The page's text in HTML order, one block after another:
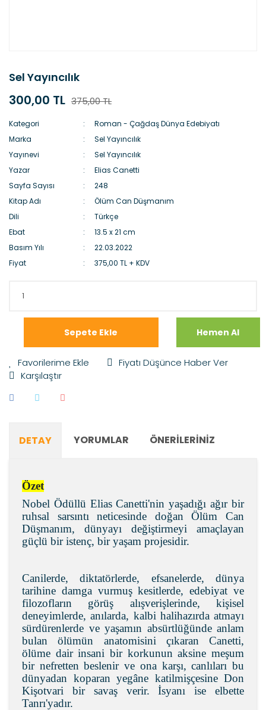
Sel Yayıncılık
300,00 TL 375,00 TL
Kategori
Roman - Çağdaş Dünya Edebiyatı
Marka
Sel Yayıncılık
Yayınevi
Sel Yayıncılık
Yazar
Elias Canetti
Sayfa Sayısı
248
Kitap Adı
Ölüm Can Düşmanım
Dili
Türkçe
Ebat
13.5 x 21 cm
Basım Yılı
22.03.2022
Fiyat
375,00 TL + KDV
Sepete Ekle Hemen Al
Fiyatı Düşünce Haber Ver
Karşılaştır
DETAY YORUMLAR ÖNERILERINIZ
Özet
Nobel Ödüllü Elias Canetti'nin yaşadığı ağır bir
ruhsal sarsıntı neticesinde doğan Ölüm Can
Düşmanım, dünyayı değiştirmeyi amaçlayan
güçlü bir istenç, bir yaşam projesidir.
Canilerde, diktatörlerde, efsanelerde, dünya
tarihine damga vurmuş kesitlerde, edebiyat ve
filozofların görüş alışverişlerinde, kişisel
deneyimlerde, anılarda, kalbi halihazırda atmayı
sürdürenlerde ve yaşamın absürtlüğünde anlam
bulan ölümün anatomisini çıkaran Canetti,
ölüme dair insani bir korkunun aksine meşum
bir nefretten beslenir ve ona karşı, canlıları bu
dünyadan koparan yegâne katilmişçesine Don
Kişotvari bir savaş verir. İsyanı ise elbette
Tanrı'yadır.